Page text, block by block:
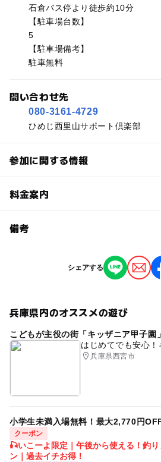
石倉バス停より徒歩約10分
【駐車場台数】
5
【駐車場備考】
駐車無料
問い合わせ先
080-3161-4729
ひめじ西里山サポート倶楽部
参加に関する情報
予約/応募
料金案内
料金について
備考
※掲載の情報は天候や主催者側の
ることがあります。
シェアする
兵庫県内のオススメの遊び
こどもが主役の街「キッザニア甲子園
はじめてでも安心
兵庫県西宮市
小学生未満入場無料！最大2,770円
クーポン
🎣いこーよ限定｜午後から使える！釣
ン｜過去イチお得！